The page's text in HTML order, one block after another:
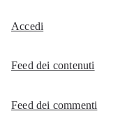
Accedi
Feed dei contenuti
Feed dei commenti